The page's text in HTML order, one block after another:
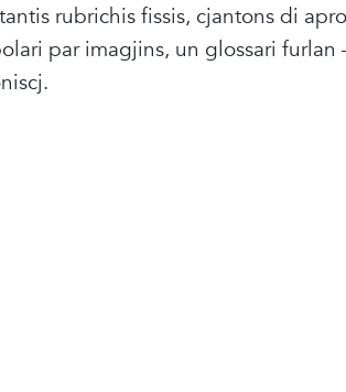
rubrichis fissis, cjantons di
par imagjins, un glossari